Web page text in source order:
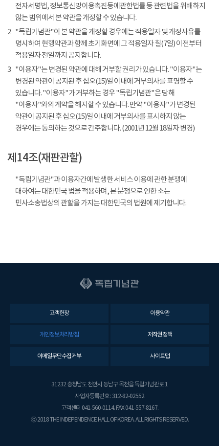
전자서명법, 정보통신망이용촉진등에관한법률 등 관련법을 위배하지
않는 범위에서 본 약관을 개정할 수 있습니다.
2 "독립기념관"이 본 약관을 개정할 경우에는 적용일자 및 개정사유를
명시하여 현행약관과 함께 초기화면에 그 적용일자 칠(7일) 이전부터
적용일자 전일까지 공지합니다.
3 "이용자"는 변경된 약관에 대해 거부할 권리가 있습니다. "이용자"는
변경된 약관이 공지된 후 십오(15)일 이내에 거부의사를 표명할 수
있습니다. "이용자"가 거부하는 경우 "독립기념관"은 당해
"이용자"와의 계약을 해지할 수 있습니다. 만약 "이용자"가 변경된
약관이 공지된 후 십오(15)일 이내에 거부의사를 표시하지 않는
경우에는 동의하는 것으로 간주합니다. (2001년 12월 18일자 변경)
제14조(재판관할)
"독립기념관"과 이용자간에 발생한 서비스 이용에 관한 분쟁에
대하여는 대한민국 법을 적용하며, 본 분쟁으로 인한 소는
민사소송법상의 관할을 가지는 대한민국의 법원에 제기합니다.
고객헌장 이용약관
개인정보처리방침 저작권정책
이메일무단수집거부 사이트맵
31232 충청남도 천안시 동남구 목천읍 독립기념관로 1
사업자등록번호 : 312-82-02552
고객센터 041-560-0114. FAX 041-557-8167.
ⓒ 2018 THE INDEPENDENCE HALL OF KOREA. ALL RIGHTS RESERVED.